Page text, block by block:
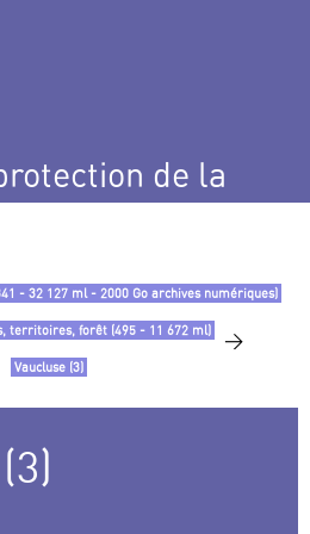
de la
- 32 127 ml - 2000 Go archives numériques)
territoires, forêt (495 - 11 672 ml) >
Vaucluse (3)